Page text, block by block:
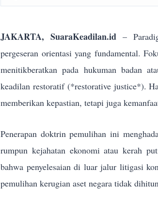
JAKARTA, SuaraKeadilan.id–
pergeseran orientasi yang fundamental.
menitikberatkan pada hukuman badan
keadilan restoratif (*restorative justice*).
memberikan kepastian, tetapi juga
Penerapan doktrin pemulihan ini
rumpun kejahatan ekonomi atau kerah
bahwa penyelesaian di luar jalur litigasi
pemulihan kerugian aset negara tidak